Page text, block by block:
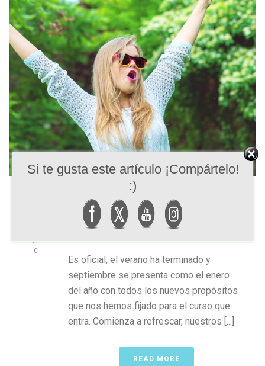
0
4 PASOS PARA
PREPARAR TU CUERPO
Es oficial, el verano ha terminado y
septiembre se presenta como el enero
del año con todos los nuevos propósitos
que nos hemos fijado para el curso que
entra. Comienza a refrescar, nuestros [...]
READ MORE
Si te gusta este artículo ¡Compártelo!
:)